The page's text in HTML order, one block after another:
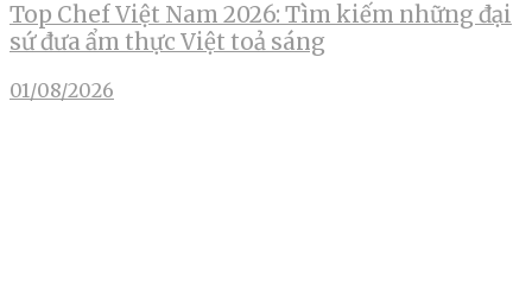
Top Chef Việt Nam 2026: Tìm kiếm những đại
sứ đưa ẩm thực Việt toả sáng
01/08/2026